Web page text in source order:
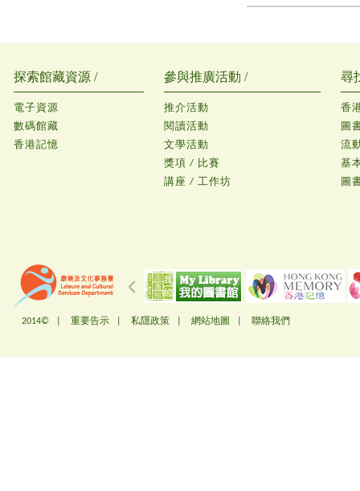
探索館藏資源 /
電子資源
數碼館藏
香港記憶
參與推廣活動 /
推介活動
閱讀活動
文學活動
獎項 / 比賽
講座 / 工作坊
尋
香
圖
流
基
圖
2014© | 重要告示 私隱政策 網站地圖 聯絡我們